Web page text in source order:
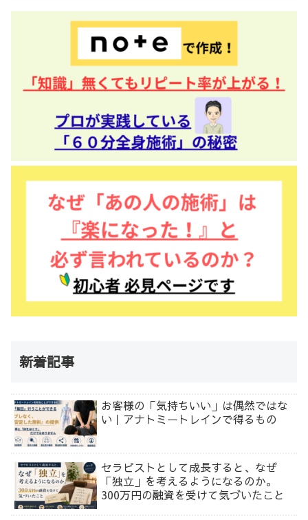
新着記事
お客様の「気持ちいい」は偶然ではな
い｜アナトミートレインで得るもの
セラピストとして成長すると、なぜ
「独立」を考えるようになるのか。
300万円の融資を受けて気づいたこと